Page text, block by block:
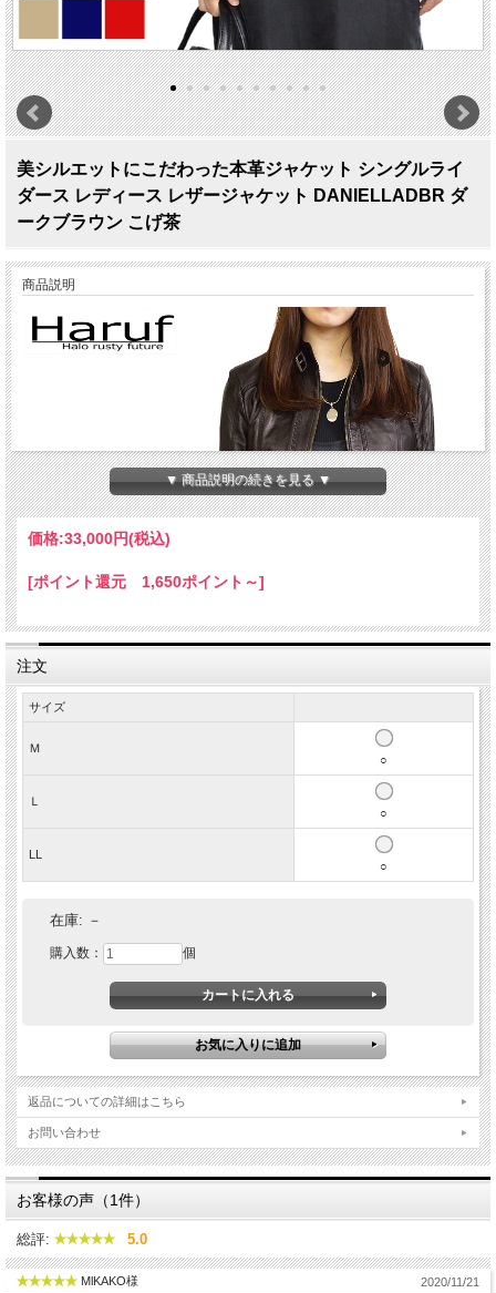
美シルエットにこだわった本革ジャケット シングルライ
ダース レディース レザージャケット DANIELLADBR ダ
ークブラウン こげ茶
商品説明
おしゃれなダークブラウンの本革ラムレザーシングルラ
イダースジャケットです。 ベーシックなシルエットでカ
ジュアルはもちろんきれいめな装いにも合わせやすいデ
ザイン！ カラーは6色。
▼ 商品説明の続きを見る ▼
価格:33,000円(税込)
[ポイント還元 1,650ポイント～]
注文
サイズ
Ｍ
○
Ｌ
○
○
在庫: －
購入数： 個
返品についての詳細はこちら
お問い合わせ
お客様の声（1件）
総評: 5.0
MlKAKO様 2020/11/21